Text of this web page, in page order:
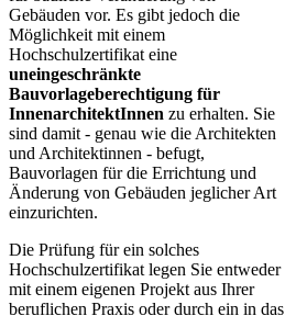
Gebäuden vor. Es gibt jedoch die
Möglichkeit mit einem
Hochschulzertifikat eine
uneingeschränkte
Bauvorlageberechtigung für
InnenarchitektInnen zu erhalten. Sie
sind damit - genau wie die Architekten
und Architektinnen - befugt,
Bauvorlagen für die Errichtung und
Änderung von Gebäuden jeglicher Art
einzurichten.
Die Prüfung für ein solches
Hochschulzertifikat legen Sie entweder
mit einem eigenen Projekt aus Ihrer
beruflichen Praxis oder durch ein in das